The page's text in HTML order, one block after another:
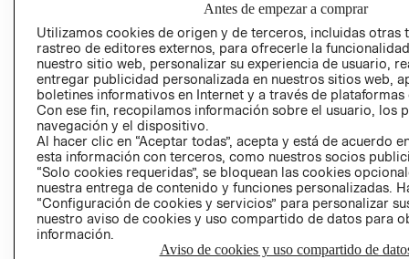
GIFT CARD
AVISO DE
Perú (S/)
CAMBIAR REGIÓN
Antes de empezar a comprar
Utilizamos cookies de origen y de terceros, incluidas otras
rastreo de editores externos, para ofrecerle la
nuestro sitio web, personalizar su experiencia de usuario,
entregar publicidad personalizada en nuestros sitios web,
boletines informativos en Internet y a través de plataformas
Con ese fin, recopilamos información sobre el usuario, los
navegación y el dispositivo.
Al hacer clic en “Aceptar todas”, acepta y está de acuerdo
esta información con terceros, como nuestros socios
“Solo cookies requeridas”, se bloquean las cookies
nuestra entrega de contenido y funciones personalizadas.
“Configuración de cookies y servicios” para personalizar
nuestro aviso de cookies y uso compartido de datos para
información.
Aviso de cookies y uso compartido de